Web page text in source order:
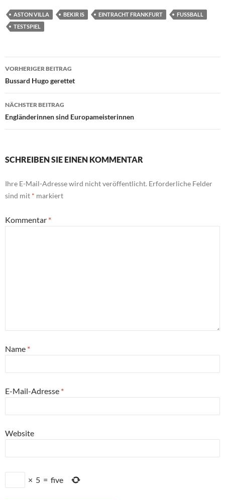
ASTON VILLA BEKIR IS EINTRACHT FRANKFURT
FUSSBALL
TESTSPIEL
Beitragsnavigation
VORHERIGER BEITRAG
Bussard Hugo gerettet
NÄCHSTER BEITRAG
Engländerinnen sind Europameisterinnen
SCHREIBEN SIE EINEN KOMMENTAR
Ihre E-Mail-Adresse wird nicht veröffentlicht. Erforderliche Felder
sind mit * markiert
Kommentar *
Name *
E-Mail-Adresse *
Website
× 5 = five